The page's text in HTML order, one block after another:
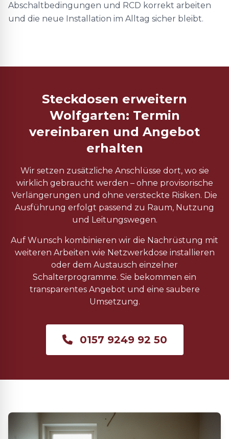
Abschaltbedingungen und RCD korrekt arbeiten
und die neue Installation im Alltag sicher bleibt.
Steckdosen erweitern
Wolfgarten: Termin
vereinbaren und Angebot
erhalten
Wir setzen zusätzliche Anschlüsse dort, wo sie
wirklich gebraucht werden – ohne provisorische
Verlängerungen und ohne versteckte Risiken. Die
Ausführung erfolgt passend zu Raum, Nutzung
und Leitungswegen.
Auf Wunsch kombinieren wir die Nachrüstung mit
weiteren Arbeiten wie Netzwerkdose installieren
oder dem Austausch einzelner
Schalterprogramme. Sie bekommen ein
transparentes Angebot und eine saubere
Umsetzung.
0157 9249 92 50